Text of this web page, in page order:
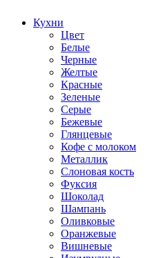
Кухни
Цвет
Белые
Черные
Желтые
Красные
Зеленые
Серые
Бежевые
Глянцевые
Кофе с молоком
Металлик
Слоновая кость
Фуксия
Шоколад
Шампань
Оливковые
Оранжевые
Вишневые